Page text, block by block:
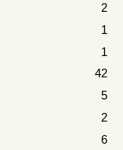
2
1
1
42
5
2
6